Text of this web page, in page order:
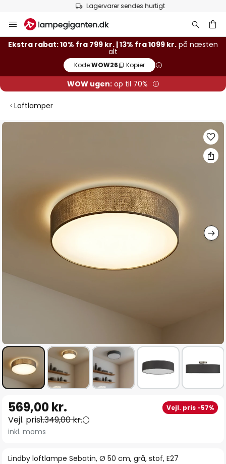
Lagervarer sendes hurtigt
to
Content
Ekstra rabat: 10% fra 799 kr. | 13% fra 1099 kr. på næsten
alt
Kode:WOW26 Kopier
WOW ugen:op til 70%
Loftlamper
Gå
starten
af
Lindby loftlampe Sebatin, Ø 50 cm, grå, stof, E27
569,00 kr. Vejl. pris -57%
Vejl. pris1.349,00 kr.
inkl. moms